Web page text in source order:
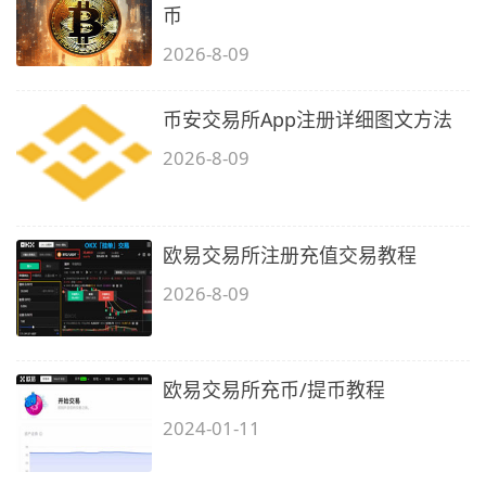
币
2026-8-09
币安交易所App注册详细图文方法
2026-8-09
欧易交易所注册充值交易教程
2026-8-09
欧易交易所充币/提币教程
2024-01-11